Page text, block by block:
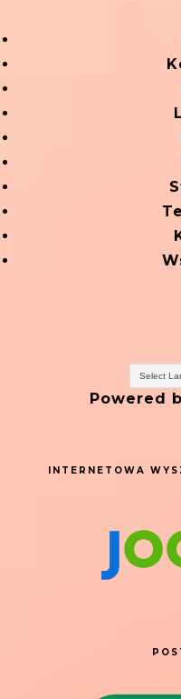
Powered
INTERNETOWA